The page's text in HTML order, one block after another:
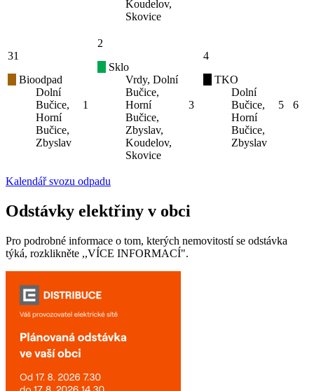
Koudelov,
Skovice
31
Bioodpad
Dolní
Bučice,
Horní
Bučice,
Zbyslav
1
2
Sklo
Vrdy, Dolní
Bučice,
Horní
Bučice,
Zbyslav,
Koudelov,
Skovice
3
4
TKO
Dolní
Bučice,
Horní
Bučice,
Zbyslav
5 6
Kalendář svozu odpadu
Odstávky elektřiny v obci
Pro podrobné informace o tom, kterých nemovitostí se odstávka
týká, rozklikněte ,,VÍCE INFORMACÍ".